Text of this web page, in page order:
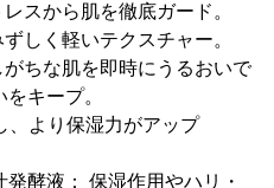
スから肌を徹底ガード。
しく軽いテクスチャー。
ちな肌を即時にうるおいで
キープ。
、より保湿力がアップ
酵液： 保湿作用やハリ・